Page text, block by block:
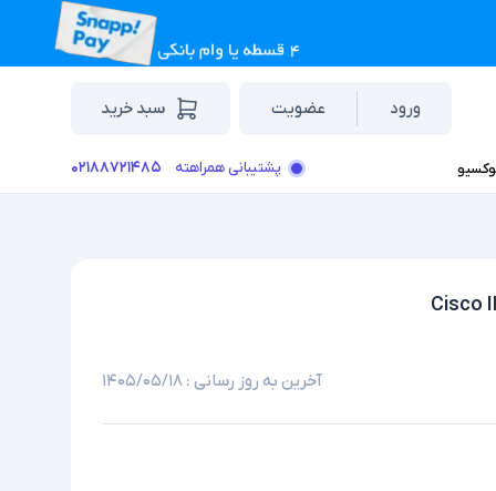
ورود عضویت سبد خرید
پشتیبانی همراهته ۰۲۱۸۸۷۲۱۴۸۵
آخرین به روز رسانی : ۱۴۰۵/۰۵/۱۸